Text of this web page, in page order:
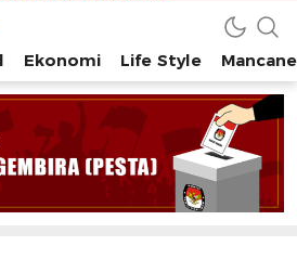
Ekonomi Life Style